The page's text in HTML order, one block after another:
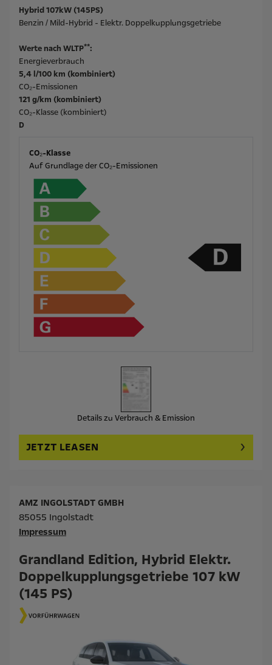
Hybrid 107kW (145PS)
Benzin / Mild-Hybrid - Elektr. Doppelkupplungsgetriebe
Werte nach WLTP**:
Energieverbrauch
5,4 l/100 km (kombiniert)
CO₂-Emissionen
121 g/km (kombiniert)
CO₂-Klasse (kombiniert)
D
CO₂-Klasse
Auf Grundlage der CO₂-Emissionen
Details zu Verbrauch & Emission
JETZT LEASEN
Grandland Edition, Hybrid Elektr.
Doppelkupplungsgetriebe 107 kW
(145 PS)
AMZ INGOLSTADT GMBH
85055 Ingolstadt
Impressum